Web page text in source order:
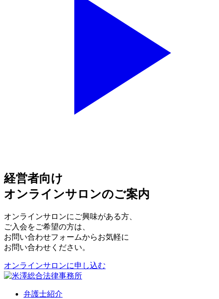
経営者向け
オンラインサロンのご案内
オンラインサロンにご興味がある方、
ご入会をご希望の方は、
お問い合わせフォームからお気軽に
お問い合わせください。
オンラインサロンに申し込む
弁護士紹介